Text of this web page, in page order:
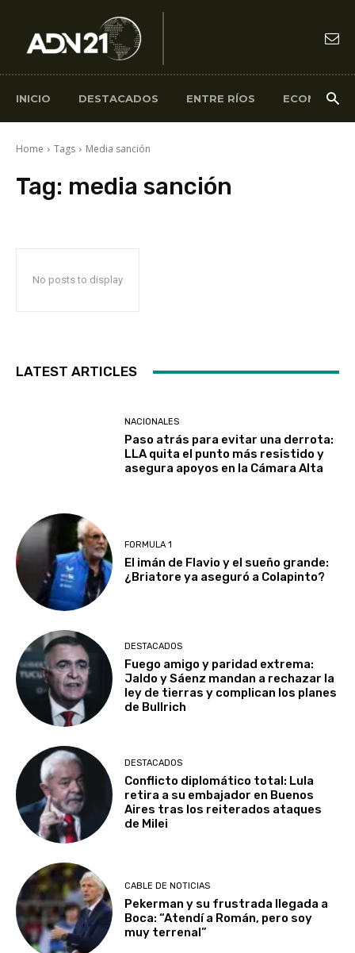
INICIO DESTACADOS ENTRE RÍOS ECONOMÍA
Home Tags Media sanción
Tag: media sanción
No posts to display
LATEST ARTICLES
NACIONALES
Paso atrás para evitar una derrota:
LLA quita el punto más resistido y
asegura apoyos en la Cámara Alta
FORMULA 1
El imán de Flavio y el sueño grande:
¿Briatore ya aseguró a Colapinto?
DESTACADOS
Fuego amigo y paridad extrema:
Jaldo y Sáenz mandan a rechazar la
ley de tierras y complican los planes
de Bullrich
DESTACADOS
Conflicto diplomático total: Lula
retira a su embajador en Buenos
Aires tras los reiterados ataques
de Milei
CABLE DE NOTICIAS
Pekerman y su frustrada llegada a
Boca: “Atendí a Román, pero soy
muy terrenal”